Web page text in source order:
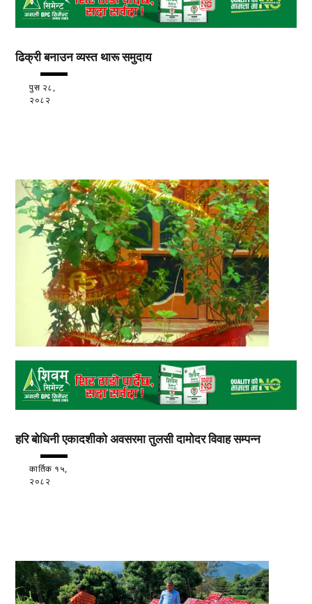
ढिक्री बनाउन व्यस्त थारू समुदाय
पुस २८,
२०८२
हरि बोधिनी एकादशीको अवसरमा तुलसी दामोदर विवाह सम्पन्न
कार्तिक १५,
२०८२